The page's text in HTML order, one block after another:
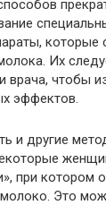
которые
Их
врача, чтобы
эффектов.
и другие
при котором
Это